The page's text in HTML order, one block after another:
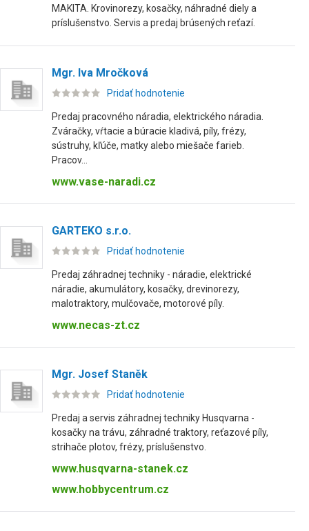
MAKITA. Krovinorezy, kosačky, náhradné diely a
príslušenstvo. Servis a predaj brúsených reťazí.
Mgr. Iva Mročková
Pridať hodnotenie
Predaj pracovného náradia, elektrického náradia.
Zváračky, vŕtacie a búracie kladivá, píly, frézy,
sústruhy, kľúče, matky alebo miešače farieb.
Pracov...
www.vase-naradi.cz
GARTEKO s.r.o.
Pridať hodnotenie
Predaj záhradnej techniky - náradie, elektrické
náradie, akumulátory, kosačky, drevinorezy,
malotraktory, mulčovače, motorové píly.
www.necas-zt.cz
Mgr. Josef Staněk
Pridať hodnotenie
Predaj a servis záhradnej techniky Husqvarna -
kosačky na trávu, záhradné traktory, reťazové píly,
strihače plotov, frézy, príslušenstvo.
www.husqvarna-stanek.cz
www.hobbycentrum.cz